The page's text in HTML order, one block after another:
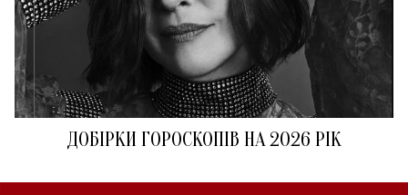
ДОБІРКИ ГОРОСКОПІВ НА 2026 РІК